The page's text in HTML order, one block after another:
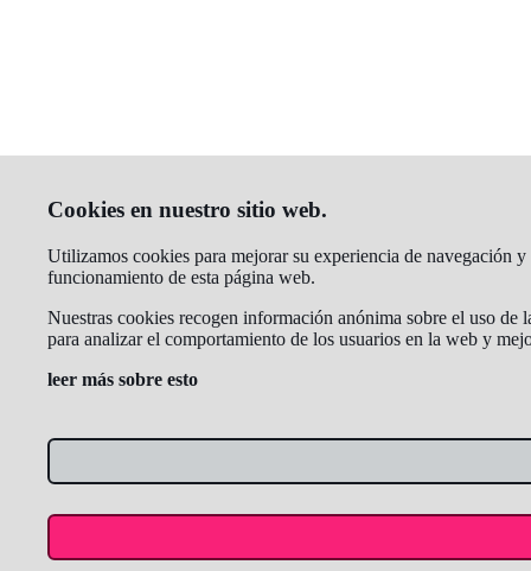
Cookies en nuestro sitio web.
Utilizamos cookies para mejorar su experiencia de navegación
funcionamiento de esta página web.
Nuestras cookies recogen información anónima sobre el uso
para analizar el comportamiento de los usuarios en la web y
leer más sobre esto